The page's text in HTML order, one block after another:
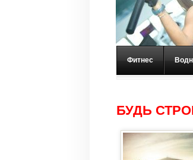
Фитнес
БУДЬ